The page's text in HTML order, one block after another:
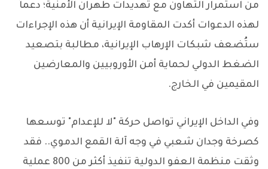
من استمرار التهاون مع تهديدات طهران الأمنية؛ دعماً
لهذه الدعوات أكدت المقاومة الإيرانية أن هذه الإجراءات
ستُضعف شبكات الإرهاب الإيرانية، مطالبة بتصعيد
الضغط الدولي لحماية أمن الأوروبيين والمعارضين
المقيمين في الخارج.
وفي الداخل الإيراني تواصل حركة "لا للإعدام" توسعها
كصرخة وجدان شعبي في وجه آلة القمع الدموي.. فقد
وثقت منظمة العفو الدولية تنفيذ أكثر من 800 عملية